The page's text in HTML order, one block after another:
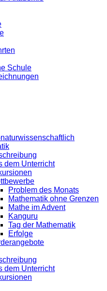
Schule
dem Unterricht
Problem des Monats
Mathematik ohne Grenzen
Mathe im Advent
Kanguru
Tag der Mathematik
Erfolge
dem Unterricht